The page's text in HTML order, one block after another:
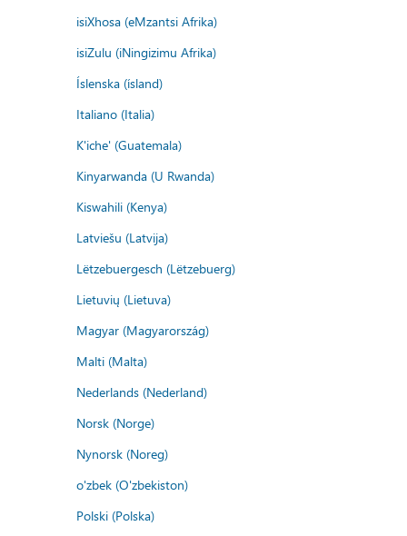
isiXhosa (eMzantsi Afrika)
isiZulu (iNingizimu Afrika)
Íslenska (ísland)
Italiano (Italia)
K'iche' (Guatemala)
Kinyarwanda (U Rwanda)
Kiswahili (Kenya)
Latviešu (Latvija)
Lëtzebuergesch (Lëtzebuerg)
Lietuvių (Lietuva)
Magyar (Magyarország)
Malti (Malta)
Nederlands (Nederland)
Norsk (Norge)
Nynorsk (Noreg)
o'zbek (O'zbekiston)
Polski (Polska)